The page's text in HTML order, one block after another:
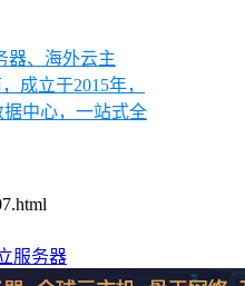
器、海外云主
成立于2015年，
中心，一站式全
服务器